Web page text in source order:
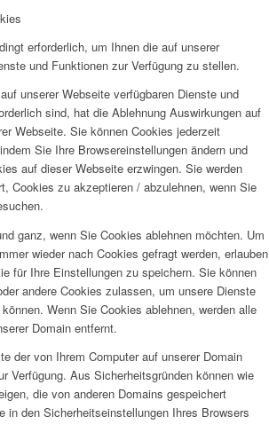
erforderlich, um Ihnen die auf unserer
und Funktionen zur Verfügung zu stellen.
unserer Webseite verfügbaren Dienste und
sind, hat die Ablehnung Auswirkungen auf
Webseite. Sie können Cookies jederzeit
Sie Ihre Browsereinstellungen ändern und
auf dieser Webseite erzwingen. Sie werden
Cookies zu akzeptieren / abzulehnen, wenn Sie
ganz, wenn Sie Cookies ablehnen möchten. Um
wieder nach Cookies gefragt werden, erlauben
für Ihre Einstellungen zu speichern. Sie können
andere Cookies zulassen, um unsere Dienste
Wenn Sie Cookies ablehnen, werden alle
Domain entfernt.
der von Ihrem Computer auf unserer Domain
Verfügung. Aus Sicherheitsgründen können wie
die von anderen Domains gespeichert
in den Sicherheitseinstellungen Ihres Browsers